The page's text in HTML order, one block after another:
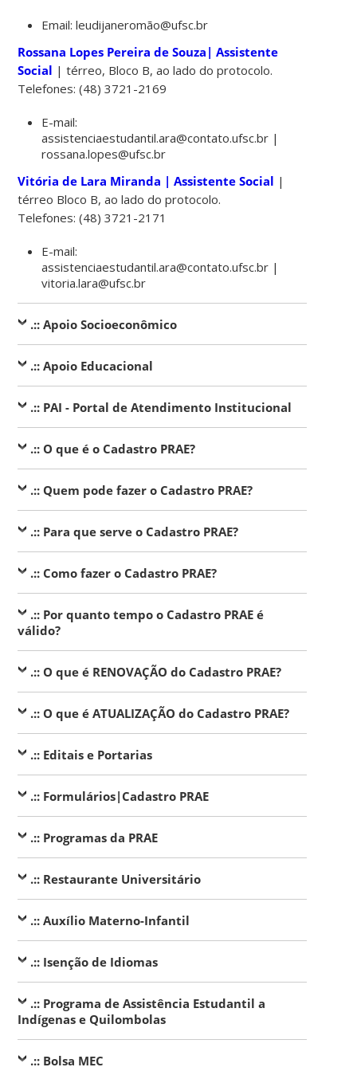
Email: leudijaneromão@ufsc.br
Rossana Lopes Pereira de Souza| Assistente
Social | térreo, Bloco B, ao lado do protocolo.
Telefones: (48) 3721-2169
E-mail:
assistenciaestudantil.ara@contato.ufsc.br |
rossana.lopes@ufsc.br
Vitória de Lara Miranda | Assistente Social |
térreo Bloco B, ao lado do protocolo.
Telefones: (48) 3721-2171
E-mail:
assistenciaestudantil.ara@contato.ufsc.br |
vitoria.lara@ufsc.br
.:: Apoio Socioeconômico
.:: Apoio Educacional
.:: PAI - Portal de Atendimento Institucional
.:: O que é o Cadastro PRAE?
.:: Quem pode fazer o Cadastro PRAE?
.:: Para que serve o Cadastro PRAE?
.:: Como fazer o Cadastro PRAE?
.:: Por quanto tempo o Cadastro PRAE é
válido?
.:: O que é RENOVAÇÃO do Cadastro PRAE?
.:: O que é ATUALIZAÇÃO do Cadastro PRAE?
.:: Editais e Portarias
.:: Formulários|Cadastro PRAE
.:: Programas da PRAE
.:: Restaurante Universitário
.:: Auxílio Materno-Infantil
.:: Isenção de Idiomas
.:: Programa de Assistência Estudantil a
Indígenas e Quilombolas
.:: Bolsa MEC